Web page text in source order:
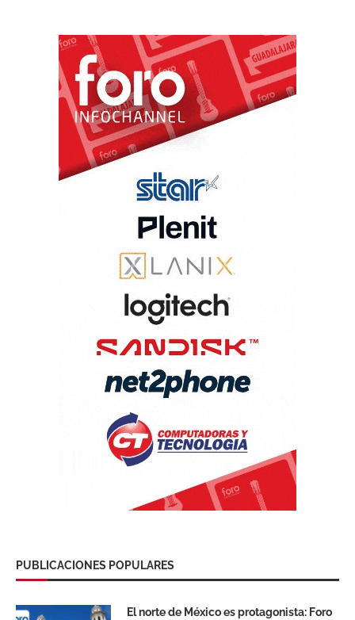
PUBLICACIONES POPULARES
El norte de México es protagonista: Foro